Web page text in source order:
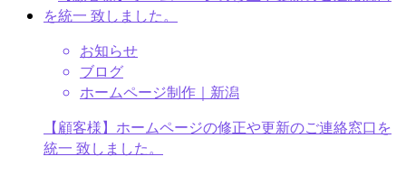
お知らせ
ブログ
ホームページ制作｜新潟
【顧客様】ホームページの修正や更新のご連絡窓口を
統一 致しました。